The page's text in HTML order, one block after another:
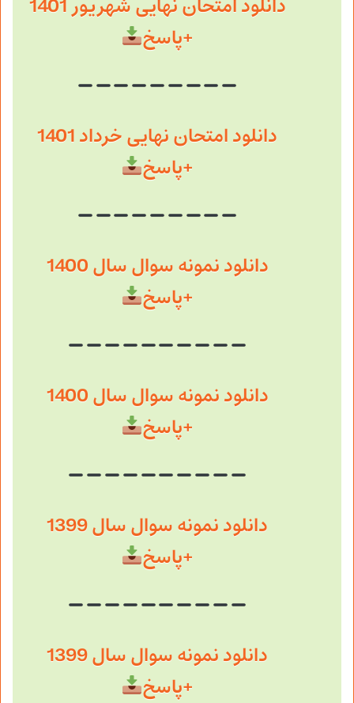
دانلود امتحان نهایی شهریور 1401
+پاسخ
دانلود امتحان نهایی خرداد 1401
+پاسخ
دانلود نمونه سوال سال 1400
+پاسخ
دانلود نمونه سوال سال 1400
+پاسخ
دانلود نمونه سوال سال 1399
+پاسخ
دانلود نمونه سوال سال 1399
+پاسخ